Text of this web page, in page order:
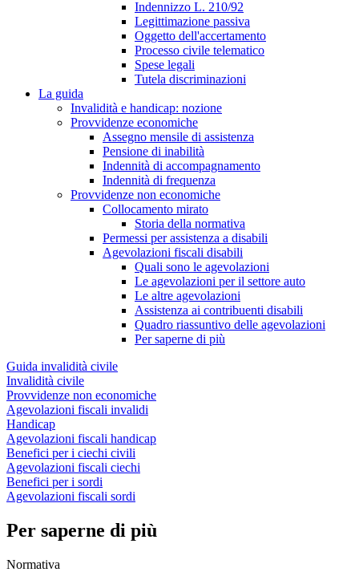
Indennizzo L. 210/92
Legittimazione passiva
Oggetto dell'accertamento
Processo civile telematico
Spese legali
Tutela discriminazioni
La guida
Invalidità e handicap: nozione
Provvidenze economiche
Assegno mensile di assistenza
Pensione di inabilità
Indennità di accompagnamento
Indennità di frequenza
Provvidenze non economiche
Collocamento mirato
Storia della normativa
Permessi per assistenza a disabili
Agevolazioni fiscali disabili
Quali sono le agevolazioni
Le agevolazioni per il settore auto
Le altre agevolazioni
Assistenza ai contribuenti disabili
Quadro riassuntivo delle agevolazioni
Per saperne di più
Guida invalidità civile
Invalidità civile
Provvidenze non economiche
Agevolazioni fiscali invalidi
Handicap
Agevolazioni fiscali handicap
Benefici per i ciechi civili
Agevolazioni fiscali ciechi
Benefici per i sordi
Agevolazioni fiscali sordi
Per saperne di più
Normativa